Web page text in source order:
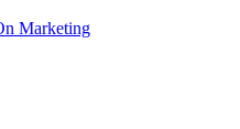
Marketing